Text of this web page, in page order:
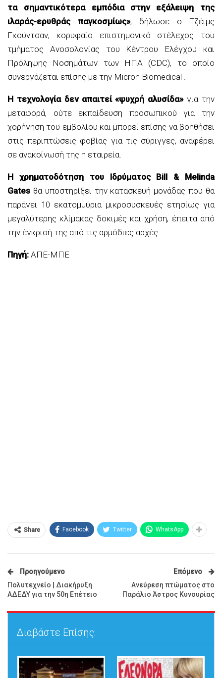
τα σημαντικότερα εμπόδια στην εξάλειψη της
ιλαράς-ερυθράς παγκοσμίως», δήλωσε ο Τζέιμς
Γκούντσαν, κορυφαίο επιστημονικό στέλεχος του
τμήματος Ανοσολογίας του Κέντρου Ελέγχου και
Πρόληψης Νοσημάτων των ΗΠΑ (CDC), το οποίο
συνεργάζεται επίσης με την Micron Biomedical .
Η τεχνολογία δεν απαιτεί «ψυχρή αλυσίδα»για την
μεταφορά, ούτε εκπαίδευση προσωπικού για την
χορήγηση του εμβολίου και μπορεί επίσης να βοηθήσει
στις περιπτώσεις φοβίας για τις σύριγγες, αναφέρει
σε ανακοίνωσή της η εταιρεία.
Η χρηματοδότηση του Ιδρύματος Bill & Melinda
Gates θα υποστηρίξει την κατασκευή μονάδας που θα
παράγει 10 εκατομμύρια μικροσυσκευές ετησίως για
μεγαλύτερης κλίμακας δοκιμές και χρήση, έπειτα από
την έγκρισή της από τις αρμόδιες αρχές.
Πηγή: ΑΠΕ-ΜΠΕ
Share Facebook Twitter WhatsApp
Προηγούμενο
Πολυτεχνείο | Διακήρυξη
ΑΔΕΔΥ για την 50η Επέτειο
Επόμενο
Ανεύρεση πτώματος στο
Παράλιο Άστρος Κυνουρίας
Διαβάστε Επίσης: